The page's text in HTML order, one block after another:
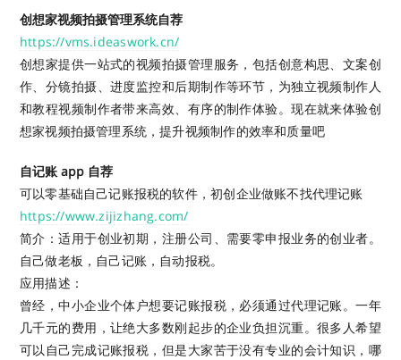
创想家视频拍摄管理系统自荐
https://vms.ideaswork.cn/
创想家提供一站式的视频拍摄管理服务，包括创意构思、文案创
作、分镜拍摄、进度监控和后期制作等环节，为独立视频制作人
和教程视频制作者带来高效、有序的制作体验。现在就来体验创
想家视频拍摄管理系统，提升视频制作的效率和质量吧
自记账 app 自荐
可以零基础自己记账报税的软件，初创企业做账不找代理记账
https://www.zijizhang.com/
简介：适用于创业初期，注册公司、需要零申报业务的创业者。
自己做老板，自己记账，自动报税。
应用描述：
曾经，中小企业个体户想要记账报税，必须通过代理记账。一年
几千元的费用，让绝大多数刚起步的企业负担沉重。很多人希望
可以自己完成记账报税，但是大家苦于没有专业的会计知识，哪